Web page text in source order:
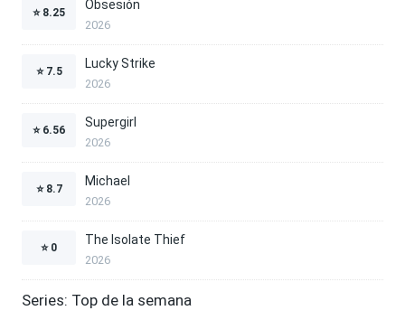
⭐ 8.25
Obsesión
2026
⭐ 7.5
Lucky Strike
2026
⭐ 6.56
Supergirl
2026
⭐ 8.7
Michael
2026
⭐ 0
The Isolate Thief
2026
Series: Top de la semana